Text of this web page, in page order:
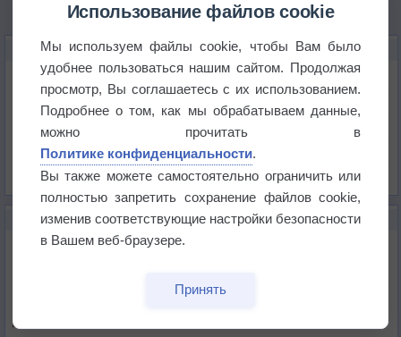
КАРТЫ ПОГОДЫ В АЛИТУСЕ
Температура
Давление
Осадки
Облачность
Список всех карт
НОВОЕ О ПОГОДЕ
Дневная температура воздуха в ОАЭ превысила
Европейские столицы бьют рекорды жары
Использование файлов cookie
Мы используем файлы cookie, чтобы Вам было
удобнее пользоваться нашим сайтом. Продолжая
просмотр, Вы соглашаетесь с их использованием.
Подробнее о том, как мы обрабатываем данные,
можно прочитать в
Политике конфиденциальности.
Вы также можете самостоятельно ограничить или
полностью запретить сохранение файлов cookie,
изменив соответствующие настройки безопасности
в Вашем веб-браузере.
Принять